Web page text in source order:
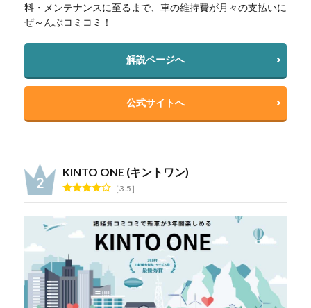
料・メンテナンスに至るまで、車の維持費が月々の支払いに
ぜ～んぶコミコミ！
解説ページへ
公式サイトへ
KINTO ONE (キントワン)
3.5